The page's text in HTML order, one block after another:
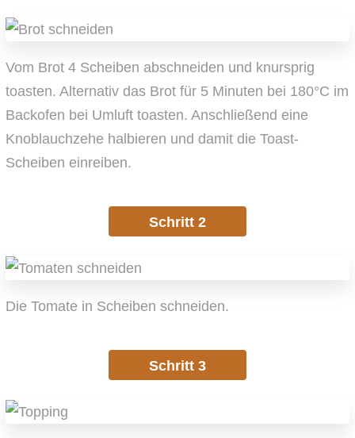
Vom Brot 4 Scheiben abschneiden und knursprig
toasten. Alternativ das Brot für 5 Minuten bei 180°C im
Backofen bei Umluft toasten. Anschließend eine
Knoblauchzehe halbieren und damit die Toast-
Scheiben einreiben.
Schritt 2
Die Tomate in Scheiben schneiden.
Schritt 3